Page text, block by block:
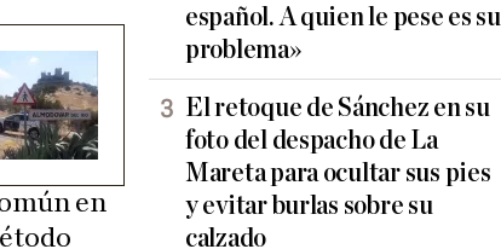
en
español. A quien le pese es su
problema»
El retoque de Sánchez en su
foto del despacho de La
Mareta para ocultar sus pies
y evitar burlas sobre su
calzado